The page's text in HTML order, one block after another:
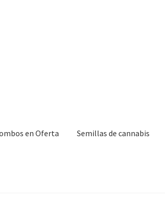
en Oferta Semillas de cannabis